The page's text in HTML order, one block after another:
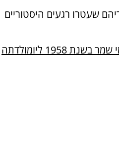
שעטרו רגעים היסטוריים
שיר לחג עשור - כתבה נעמי שמר בשנת 1958 ליומולדתה